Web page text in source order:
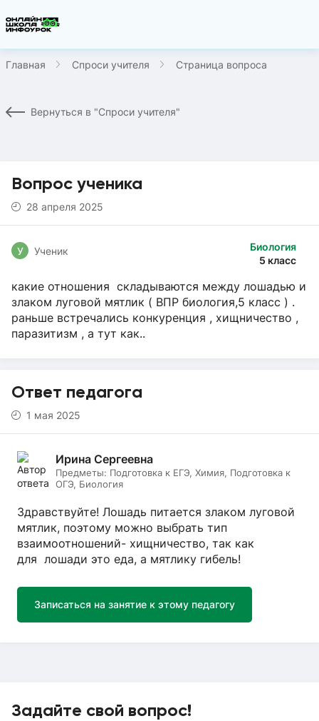
Главная Спроси учителя Страница вопроса
Вернуться в "Спроси учителя"
Вопрос ученика
28 апреля 2025
Биология
5 класс
У Ученик
какие отношения складываются между лошадью и
злаком луговой мятлик ( ВПР биология,5 класс ) .
раньше встречались конкуренция , хищничество ,
паразитизм , а тут как..
Ответ педагога
1 мая 2025
Ирина Сергеевна
Предметы: Подготовка к ЕГЭ, Химия, Подготовка к
ОГЭ, Биология
Здравствуйте! Лошадь питается злаком луговой
мятлик, поэтому можно выбрать тип
взаимоотношений- хищничество, так как
для лошади это еда, а мятлику гибель!
Записаться на занятие к этому педагогу
Задайте свой вопрос!